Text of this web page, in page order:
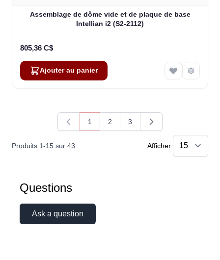
Assemblage de dôme vide et de plaque de base
Intellian i2 (S2-2112)
805,36 C$
Ajouter au panier
Produits 1-15 sur 43
Vous lisez actuellement la page
1
Page
2
Page
3
Afficher
Questions
Ask a question